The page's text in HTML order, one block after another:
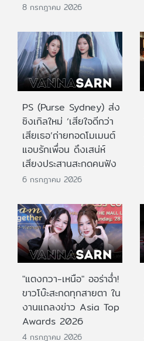
8 กรกฎาคม 2026
PS (Purse Sydney) ส่ง
ซิงเกิลใหม่ ‘เสียใจดีกว่า
เสียเธอ’ถ่ายทอดโมเมนต์
แอบรักเพื่อน ดึงเสน่ห์
เสียงประสานสะกดคนฟัง
6 กรกฎาคม 2026
"แตงกวา-เหนือ" ออร่าฉ่ำ!
ขาวโบ๊ะสะกดทุกสายตา ใน
งานแถลงข่าว Asia Top
Awards 2026
4 กรกฎาคม 2026